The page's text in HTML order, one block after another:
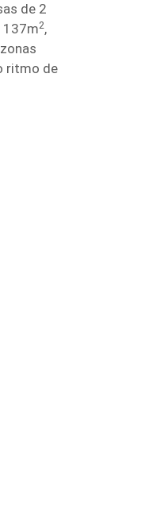
de 2
137m2,
ritmo de